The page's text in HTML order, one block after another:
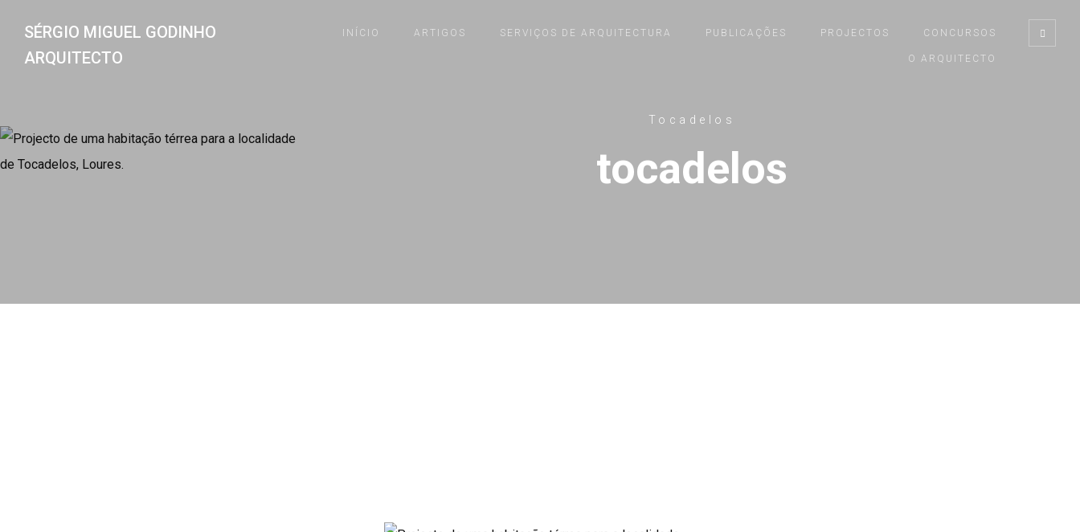
SÉRGIO MIGUEL GODINHO
ARQUITECTO
INÍCIO ARTIGOS SERVIÇOS DE ARQUITECTURA PUBLICAÇÕES PROJECTOS CONCURSOS
O ARQUITECTO
Tocadelos
tocadelos